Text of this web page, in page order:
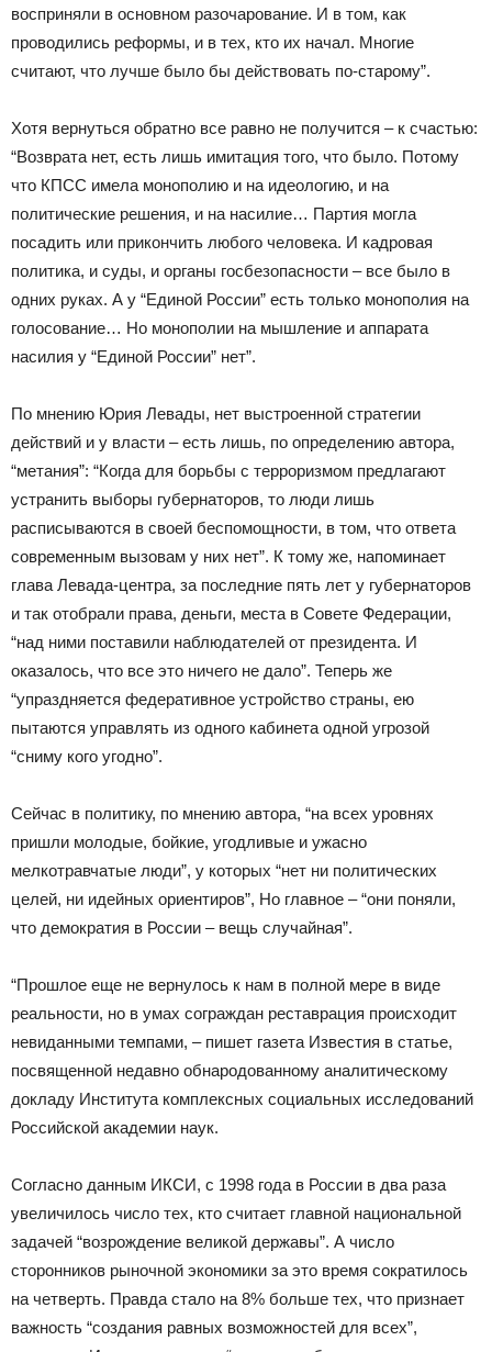
восприняли в основном разочарование. И в том, как
проводились реформы, и в тех, кто их начал. Многие
считают, что лучше было бы действовать по-старому”.
Хотя вернуться обратно все равно не получится – к счастью:
“Возврата нет, есть лишь имитация того, что было. Потому
что КПСС имела монополию и на идеологию, и на
политические решения, и на насилие… Партия могла
посадить или прикончить любого человека. И кадровая
политика, и суды, и органы госбезопасности – все было в
одних руках. А у “Единой России” есть только монополия на
голосование… Но монополии на мышление и аппарата
насилия у “Единой России” нет”.
По мнению Юрия Левады, нет выстроенной стратегии
действий и у власти – есть лишь, по определению автора,
“метания”: “Когда для борьбы с терроризмом предлагают
устранить выборы губернаторов, то люди лишь
расписываются в своей беспомощности, в том, что ответа
современным вызовам у них нет”. К тому же, напоминает
глава Левада-центра, за последние пять лет у губернаторов
и так отобрали права, деньги, места в Совете Федерации,
“над ними поставили наблюдателей от президента. И
оказалось, что все это ничего не дало”. Теперь же
“упраздняется федеративное устройство страны, ею
пытаются управлять из одного кабинета одной угрозой
“сниму кого угодно”.
Сейчас в политику, по мнению автора, “на всех уровнях
пришли молодые, бойкие, угодливые и ужасно
мелкотравчатые люди”, у которых “нет ни политических
целей, ни идейных ориентиров”, Но главное – “они поняли,
что демократия в России – вещь случайная”.
“Прошлое еще не вернулось к нам в полной мере в виде
реальности, но в умах сограждан реставрация происходит
невиданными темпами, – пишет газета Известия в статье,
посвященной недавно обнародованному аналитическому
докладу Института комплексных социальных исследований
Российской академии наук.
Согласно данным ИКСИ, с 1998 года в России в два раза
увеличилось число тех, кто считает главной национальной
задачей “возрождение великой державы”. А число
сторонников рыночной экономики за это время сократилось
на четверть. Правда стало на 8% больше тех, что признает
важность “создания равных возможностей для всех”,